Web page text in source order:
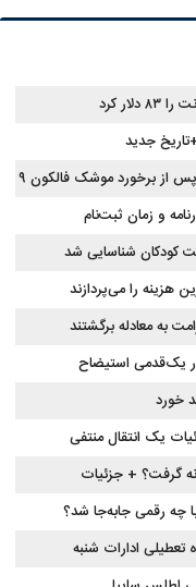
کرد
جدید
از برخورد موشک فالکون ۹
و زمان ثبت‌نام
هزینه را می‌پردازند
یک‌قدمی استیضاح
یک انتقال منتفی
گرفت؟ + جزئیات
چه رقمی جابه‌جا شد؟
تعطیلی ادارات شنبه